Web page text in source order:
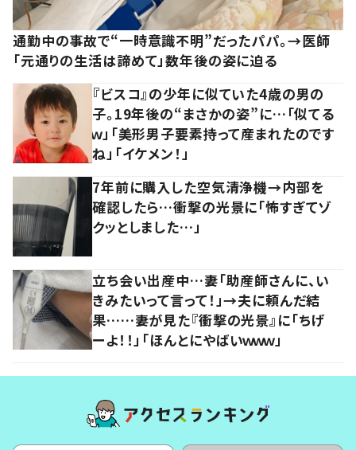
通勤中の事故で“一時意識不明”だったパパ。→医師
「元通りの生活は諦めて」数年後の姿に迫る
『ビスコ』の少年に似ていた4歳の男の
子。19年後の“まさかの姿”に…「似てる
ｗ」「美形男子要素持って産まれたのです
ね」「イケメン！」
7年前に購入した空気清浄機→内部を
確認したら…衝撃の光景に「怖すぎてゾ
クッとしました…」
立ち会い出産中…妻「助産師さんに、い
きみたいって言って！」→夫に頼んだ結
果……妻が見た『衝撃の光景』に「ちげ
ーよ！！」「ほんとにやばいｗｗｗ」